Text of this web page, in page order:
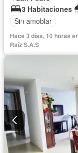
3 Habitaciones
Sin amoblar
Hace 3 días, 10 horas
Raíz S.A.S